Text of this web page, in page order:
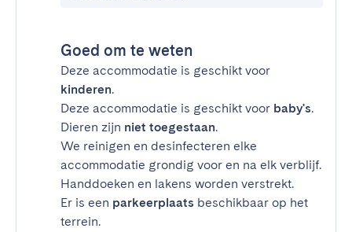
Goed om te weten
Deze accommodatie is geschikt voor
kinderen.
Deze accommodatie is geschikt voor baby's.
Dieren zijn niet toegestaan.
We reinigen en desinfecteren elke
accommodatie grondig voor en na elk verblijf.
Handdoeken en lakens worden verstrekt.
Er is een parkeerplaats beschikbaar op het
terrein.